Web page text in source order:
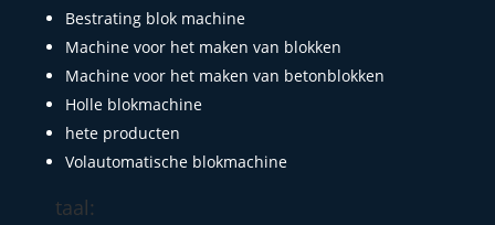
Bestrating blok machine
Machine voor het maken van blokken
Machine voor het maken van betonblokken
Holle blokmachine
hete producten
Volautomatische blokmachine
taal: